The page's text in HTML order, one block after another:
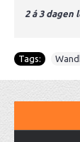
2 á 3 dagen
Tags: